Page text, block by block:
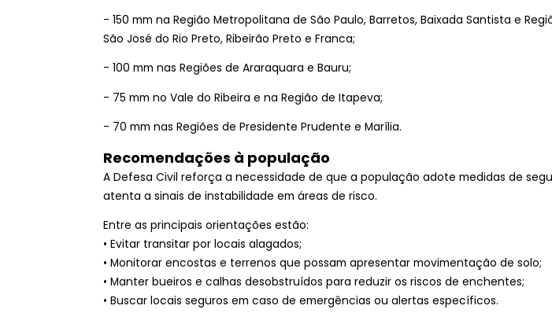
- 150 mm na Região Metropolitana de São Paulo, Barretos, Baixada Santista e
São José do Rio Preto, Ribeirão Preto e Franca;
- 100 mm nas Regiões de Araraquara e Bauru;
- 75 mm no Vale do Ribeira e na Região de Itapeva;
- 70 mm nas Regiões de Presidente Prudente e Marília.
Recomendações à população
A Defesa Civil reforça a necessidade de que a população adote medidas de
atenta a sinais de instabilidade em áreas de risco.
Entre as principais orientações estão:
• Evitar transitar por locais alagados;
• Monitorar encostas e terrenos que possam apresentar movimentação de solo;
• Manter bueiros e calhas desobstruídos para reduzir os riscos de enchentes;
• Buscar locais seguros em caso de emergências ou alertas específicos.